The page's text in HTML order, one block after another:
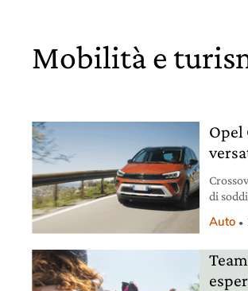
Mobilità e
Opel
di
Auto